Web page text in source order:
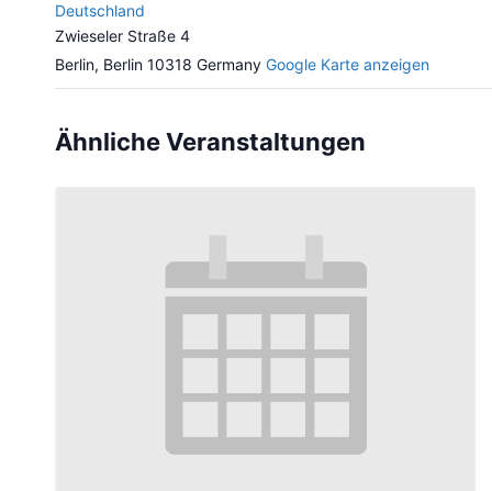
Deutschland
Zwieseler Straße 4
Berlin, Berlin 10318 Germany Google Karte anzeigen
Ähnliche Veranstaltungen